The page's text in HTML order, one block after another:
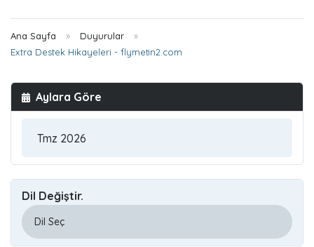
Ana Sayfa
Duyurular
Extra Destek Hikayeleri - flymetin2.com
Aylara Göre
Dil Değiştir.